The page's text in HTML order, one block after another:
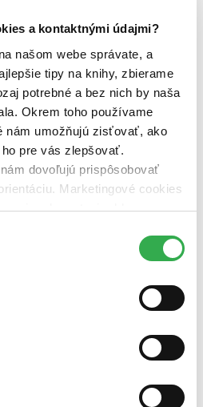
a kontaktnými údajmi?
našom webe správate, a
tipy na knihy, zbierame
potrebné a bez nich by naša
Okrem toho používame
nám umožňujú zisťovať, ako
pre vás zlepšovať.
dovoľujú prispôsobovať
Marketingové cookies
relevantnej reklamy.
používať všetky tieto
pripravujeme
(0 titulov)čítaná - výborný stav
(0 titulov)čítaná - mierne
kníh (0 titulov)